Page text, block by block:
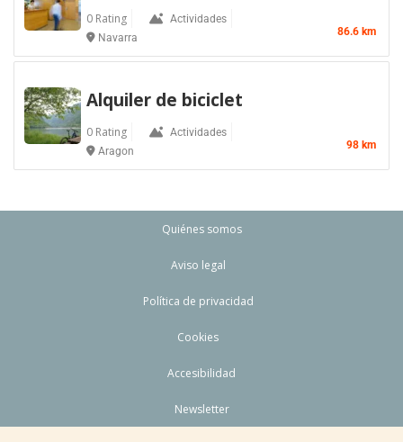
0 Rating
Actividades
Navarra
86.6 km
Alquiler de biciclet
0 Rating
Actividades
Aragon
98 km
Quiénes somos
Aviso legal
Política de privacidad
Cookies
Accesibilidad
Newsletter